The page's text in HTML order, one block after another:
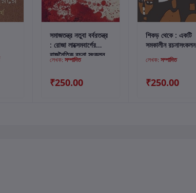
কার্টে যোগ করুন
সমাজতন্ত্র নতুবা বর্বরতন্ত্র
: রোজা লাক্সেমবার্গের
রাজনৈতিক রচনা সংকলন
লেখক: সম্পাদিত
₹250.00
কার্টে যোগ করুন
শিকড় থেকে : একটি
সমকালীন রচনাসংকলন
লেখক: সম্পাদিত
₹250.00